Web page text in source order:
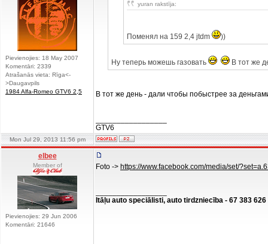
Pievienojies: 18 May 2007
Komentāri: 2339
Atrašanās vieta: Rīga<-
>Daugavpils
1984 Alfa-Romeo GTV6 2,5
yuran rakstīja:
Поменял на 159 2,4 jtdm ))
Ну теперь можешь газовать В тот же
В тот же день - дали чтобы побыстрее за
GTV6
Mon Jul 29, 2013 11:56 pm
elbee
Member of
Pievienojies: 29 Jun 2006
Komentāri: 21646
Foto -> https://www.facebook.com/media/set/
Itāļu auto speciālisti, auto tirdzniecība - 67 383 626